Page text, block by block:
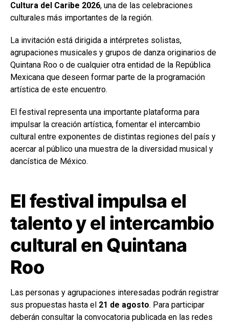
Cultura del Caribe 2026, una de las celebraciones
culturales más importantes de la región.
La invitación está dirigida a intérpretes solistas,
agrupaciones musicales y grupos de danza originarios de
Quintana Roo o de cualquier otra entidad de la República
Mexicana que deseen formar parte de la programación
artística de este encuentro.
El festival representa una importante plataforma para
impulsar la creación artística, fomentar el intercambio
cultural entre exponentes de distintas regiones del país y
acercar al público una muestra de la diversidad musical y
dancística de México.
El festival impulsa el
talento y el intercambio
cultural en Quintana
Roo
Las personas y agrupaciones interesadas podrán registrar
sus propuestas hasta el 21 de agosto. Para participar
deberán consultar la convocatoria publicada en las redes